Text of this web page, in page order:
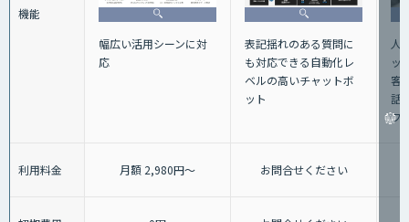
機能
幅広い活用シーンに対
応
表記揺れのある質問に
も対応できる自動化レ
ベルの高いチャットボ
ット
人
ッ
客
話
フ
利用料金 月額 2,980円～ お問合せください